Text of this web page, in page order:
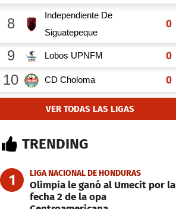
VER TODAS LAS LIGAS
TRENDING
1 LIGA NACIONAL DE HONDURAS
Olimpia le ganó al Umecit por la
fecha 2 de la opa